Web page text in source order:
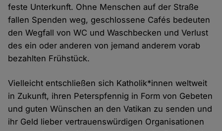
feste Unterkunft. Ohne Menschen auf der Straße
fallen Spenden weg, geschlossene Cafés bedeuten
den Wegfall von WC und Waschbecken und Verlust
des ein oder anderen von jemand anderem vorab
bezahlten Frühstück.
Vielleicht entschließen sich Katholik*innen weltweit
in Zukunft, ihren Peterspfennig in Form von Gebeten
und guten Wünschen an den Vatikan zu senden und
ihr Geld lieber vertrauenswürdigen Organisationen